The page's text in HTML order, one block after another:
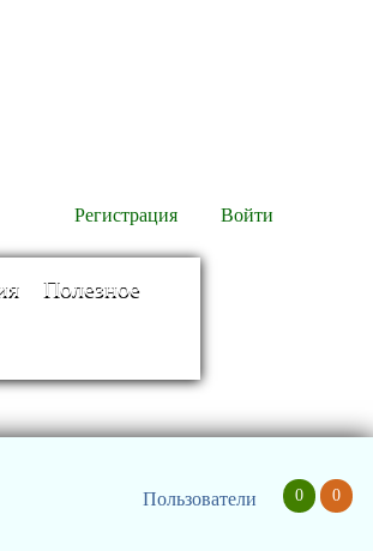
Регистрация Войти
Полезное
0 0
Пользователи